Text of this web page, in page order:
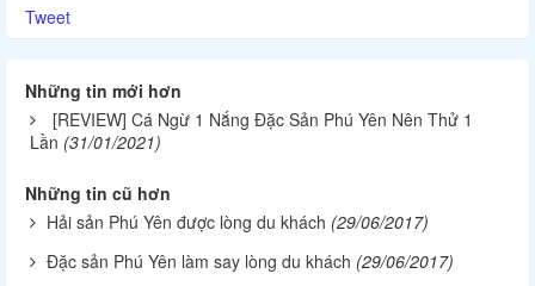
Tweet
Những tin mới hơn
[REVIEW] Cá Ngừ 1 Nắng Đặc Sản Phú Yên Nên Thử 1
Lần (31/01/2021)
Những tin cũ hơn
Hải sản Phú Yên được lòng du khách (29/06/2017)
Đặc sản Phú Yên làm say lòng du khách (29/06/2017)